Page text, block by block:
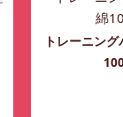
トレーニン